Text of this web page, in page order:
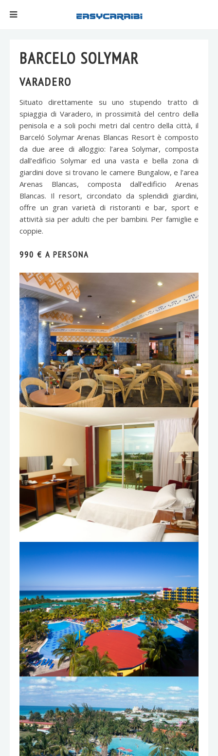
BARCELO SOLYMAR
VARADERO
Situato direttamente su uno stupendo tratto di
spiaggia di Varadero, in prossimità del centro della
penisola e a soli pochi metri dal centro della città, il
Barceló Solymar Arenas Blancas Resort è composto
da due aree di alloggio: l’area Solymar, composta
dall’edificio Solymar ed una vasta e bella zona di
giardini dove si trovano le camere Bungalow, e l’area
Arenas Blancas, composta dall’edificio Arenas
Blancas. Il resort, circondato da splendidi giardini,
offre un gran varietà di ristoranti e bar, sport e
attività sia per adulti che per bambini. Per famiglie e
coppie.
990 € A PERSONA